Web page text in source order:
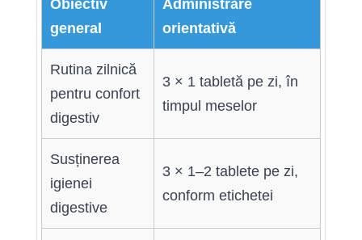
Obiectiv
general
Administrare
orientativă
Rutina zilnică
pentru confort
digestiv
3 × 1 tabletă pe zi, în
timpul meselor
Susținerea
igienei
digestive
3 × 1–2 tablete pe zi,
conform etichetei